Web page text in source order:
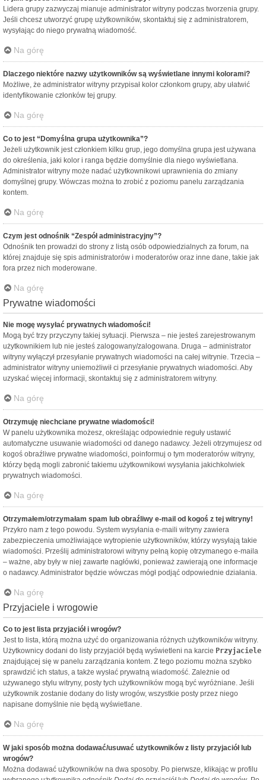
Lidera grupy zazwyczaj mianuje administrator witryny podczas tworzenia grupy.
Jeśli chcesz utworzyć grupę użytkowników, skontaktuj się z administratorem,
wysyłając do niego prywatną wiadomość.
Na górę
Dlaczego niektóre nazwy użytkowników są wyświetlane innymi kolorami?
Możliwe, że administrator witryny przypisał kolor członkom grupy, aby ułatwić
identyfikowanie członków tej grupy.
Na górę
Co to jest “Domyślna grupa użytkownika”?
Jeżeli użytkownik jest członkiem kilku grup, jego domyślna grupa jest używana
do określenia, jaki kolor i ranga będzie domyślnie dla niego wyświetlana.
Administrator witryny może nadać użytkownikowi uprawnienia do zmiany
domyślnej grupy. Wówczas można to zrobić z poziomu panelu zarządzania
kontem.
Na górę
Czym jest odnośnik “Zespół administracyjny”?
Odnośnik ten prowadzi do strony z listą osób odpowiedzialnych za forum, na
której znajduje się spis administratorów i moderatorów oraz inne dane, takie jak
fora przez nich moderowane.
Na górę
Prywatne wiadomości
Nie mogę wysyłać prywatnych wiadomości!
Mogą być trzy przyczyny takiej sytuacji. Pierwsza – nie jesteś zarejestrowanym
użytkownikiem lub nie jesteś zalogowany/zalogowana. Druga – administrator
witryny wyłączył przesyłanie prywatnych wiadomości na całej witrynie. Trzecia –
administrator witryny uniemożliwił ci przesyłanie prywatnych wiadomości. Aby
uzyskać więcej informacji, skontaktuj się z administratorem witryny.
Na górę
Otrzymuję niechciane prywatne wiadomości!
W panelu użytkownika możesz, określając odpowiednie reguły ustawić
automatyczne usuwanie wiadomości od danego nadawcy. Jeżeli otrzymujesz od
kogoś obraźliwe prywatne wiadomości, poinformuj o tym moderatorów witryny,
którzy będą mogli zabronić takiemu użytkownikowi wysyłania jakichkolwiek
prywatnych wiadomości.
Na górę
Otrzymałem/otrzymałam spam lub obraźliwy e-mail od kogoś z tej witryny!
Przykro nam z tego powodu. System wysyłania e-maili witryny zawiera
zabezpieczenia umożliwiające wytropienie użytkowników, którzy wysyłają takie
wiadomości. Prześlij administratorowi witryny pełną kopię otrzymanego e-maila
– ważne, aby były w niej zawarte nagłówki, ponieważ zawierają one informacje
o nadawcy. Administrator będzie wówczas mógł podjąć odpowiednie działania.
Na górę
Przyjaciele i wrogowie
Co to jest lista przyjaciół i wrogów?
Jest to lista, którą można użyć do organizowania różnych użytkowników witryny.
Użytkownicy dodani do listy przyjaciół będą wyświetleni na karcie Przyjaciele
znajdującej się w panelu zarządzania kontem. Z tego poziomu można szybko
sprawdzić ich status, a także wysłać prywatną wiadomość. Zależnie od
używanego stylu witryny, posty tych użytkowników mogą być wyróżniane. Jeśli
użytkownik zostanie dodany do listy wrogów, wszystkie posty przez niego
napisane domyślnie nie będą wyświetlane.
Na górę
W jaki sposób można dodawać/usuwać użytkowników z listy przyjaciół lub
wrogów?
Można dodawać użytkowników na dwa sposoby. Po pierwsze, klikając w profilu